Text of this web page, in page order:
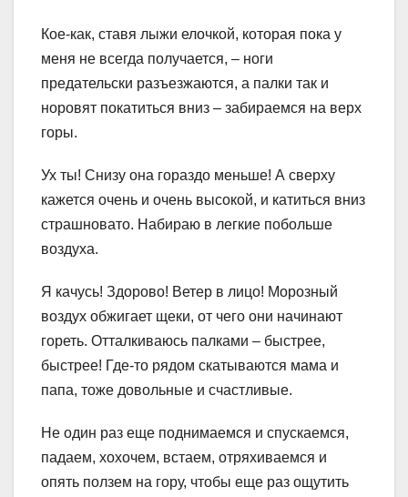
Кое-как, ставя лыжи елочкой, которая пока у
меня не всегда получается, – ноги
предательски разъезжаются, а палки так и
норовят покатиться вниз – забираемся на верх
горы.
Ух ты! Снизу она гораздо меньше! А сверху
кажется очень и очень высокой, и катиться вниз
страшновато. Набираю в легкие побольше
воздуха.
Я качусь! Здорово! Ветер в лицо! Морозный
воздух обжигает щеки, от чего они начинают
гореть. Отталкиваюсь палками – быстрее,
быстрее! Где-то рядом скатываются мама и
папа, тоже довольные и счастливые.
Не один раз еще поднимаемся и спускаемся,
падаем, хохочем, встаем, отряхиваемся и
опять ползем на гору, чтобы еще раз ощутить